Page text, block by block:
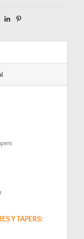
Y TAPERS: